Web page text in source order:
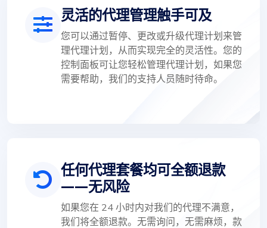
灵活的代理管理触手可及
您可以通过暂停、更改或升级代理计划来管
理代理计划，从而实现完全的灵活性。您的
控制面板可让您轻松管理代理计划，如果您
需要帮助，我们的支持人员随时待命。
任何代理套餐均可全额退款
——无风险
如果您在 24 小时内对我们的代理不满意，
我们将全额退款。无需询问，无需麻烦，款